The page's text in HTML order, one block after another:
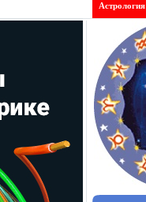
Астрология